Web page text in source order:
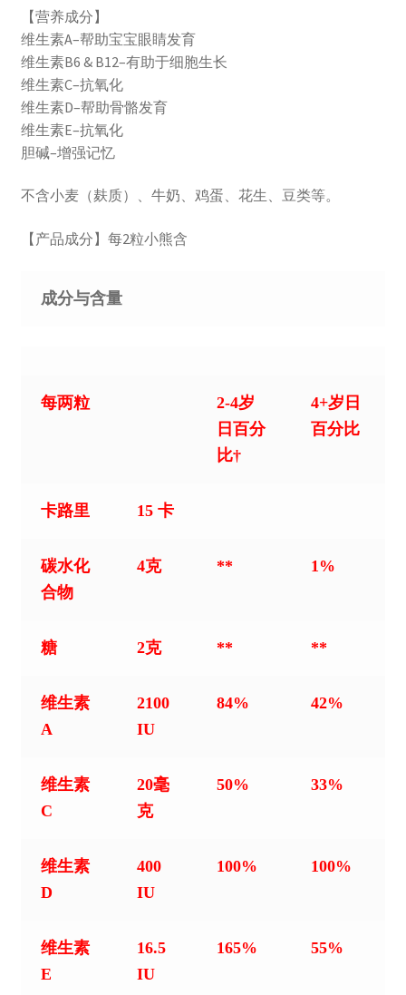
【营养成分】
维生素A–帮助宝宝眼睛发育
维生素B6 & B12–有助于细胞生长
维生素C–抗氧化
维生素D–帮助骨骼发育
维生素E–抗氧化
胆碱–增强记忆
不含小麦（麸质）、牛奶、鸡蛋、花生、豆类等。
【产品成分】每2粒小熊含
成分与含量
每两粒
2-4岁
日百分
比†
4+岁日
百分比
卡路里 15 卡
碳水化
合物
4克 ** 1%
糖 2克 ** **
维生素
A
2100
IU
84% 42%
维生素
C
20毫
克
50% 33%
维生素
D
400
IU
100% 100%
维生素
E
16.5
IU
165% 55%